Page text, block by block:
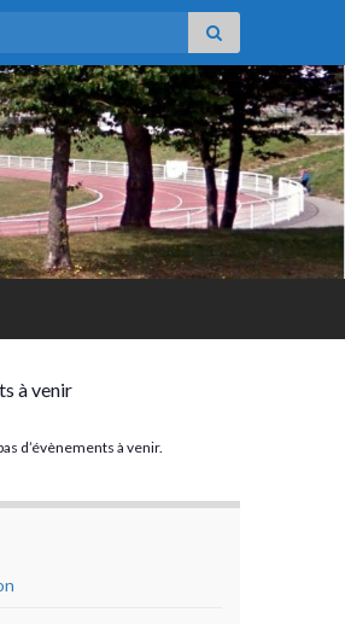
à venir
d’évènements à venir.